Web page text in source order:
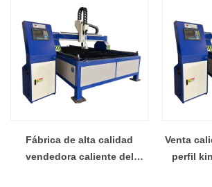
Fábrica de alta calidad
vendedora caliente del
Venta
perfil